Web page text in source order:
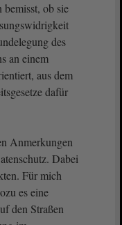
ob sie
des
an einem
aus dem
dafür
Anmerkungen
Dabei
Für mich
es eine
den Straßen